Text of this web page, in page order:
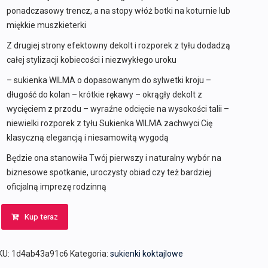
ponadczasowy trencz, a na stopy włóż botki na koturnie lub
miękkie muszkieterki
Z drugiej strony efektowny dekolt i rozporek z tyłu dodadzą
całej stylizacji kobiecości i niezwykłego uroku
– sukienka WILMA o dopasowanym do sylwetki kroju –
długość do kolan – krótkie rękawy – okrągły dekolt z
wycięciem z przodu – wyraźne odcięcie na wysokości talii –
niewielki rozporek z tyłu Sukienka WILMA zachwyci Cię
klasyczną elegancją i niesamowitą wygodą
Będzie ona stanowiła Twój pierwszy i naturalny wybór na
biznesowe spotkanie, uroczysty obiad czy też bardziej
oficjalną imprezę rodzinną
Kup teraz
1d4ab43a91c6 Kategoria: sukienki koktajlowe